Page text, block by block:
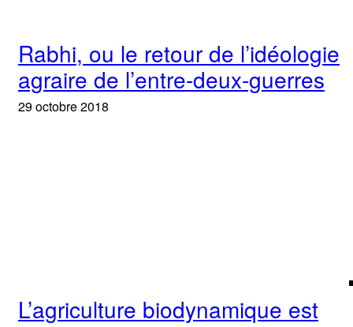
Rabhi, ou le retour de l’idéologie
agraire de l’entre-deux-guerres
29 octobre 2018
L’agriculture biodynamique est